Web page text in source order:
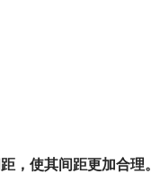
，使其间距更加合理。